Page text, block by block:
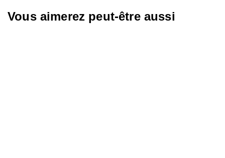
Vous aimerez peut-être aussi